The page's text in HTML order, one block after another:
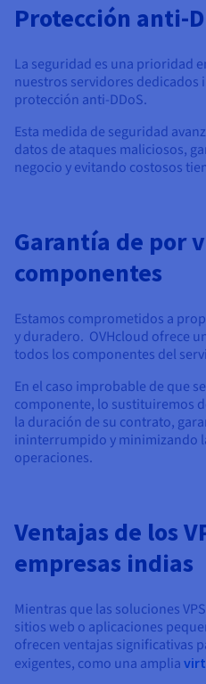
Protección anti-
La seguridad es una prioridad
nuestros servidores dedicados
protección anti-DDoS.
Esta medida de seguridad
datos de ataques maliciosos,
negocio y evitando costosos
Garantía de por
componentes
Estamos comprometidos a
y duradero. OVHcloud ofrece
todos los componentes del
En el caso improbable de que
componente, lo sustituiremos
la duración de su contrato,
ininterrumpido y minimizando
operaciones.
Ventajas de los
empresas indias
Mientras que las soluciones
sitios web o aplicaciones
ofrecen ventajas significativas
exigentes, como una amplia